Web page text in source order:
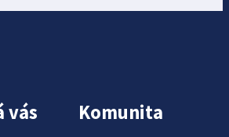
vás Komunita